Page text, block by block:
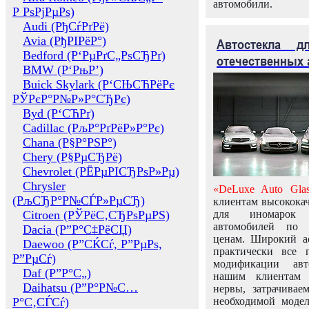
Р РѕРјРµРѕ)
Audi (РђСѓРґРё)
Avia (РђРІРёР°)
Bedford (Р‘РµРґС„РѕСЂРґ)
BMW (Р‘РњР’)
Buick Skylark (Р‘СЊСЋРёРє
РЎРєР°Р№Р»Р°СЂРє)
Byd (Р‘СЋРґ)
Cadillac (РљР°РґРёР»Р°Рє)
Chana (Р§Р°РЅР°)
Chery (Р§РµСЂРё)
Chevrolet (РЁРµРІСЂРѕР»Рµ)
Chrysler
(РљСЂР°Р№СЃР»РµСЂ)
Citroen (РЎРёС‚СЂРѕРµРЅ)
Dacia (Р”Р°С‡РёСЏ)
Daewoo (Р”СЌСѓ, Р”РµРѕ,
Р”РµСѓ)
Daf (Р”Р°С„)
Daihatsu (Р”Р°Р№С…
Р°С‚СЃСѓ)
автомобили.
Автостекла
отечественных
«DeLuxe Auto
клиентам
для иномарок
автомобилей
ценам. Широкий
практически все
модификации
нашим клиентам
нервы,
необходимой